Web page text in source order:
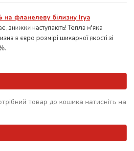
на фланелеву білизну Irya
знижки наступають! Тепла м'яка
в євро розмірі шикарної якості зі
товар до кошика натисніть на